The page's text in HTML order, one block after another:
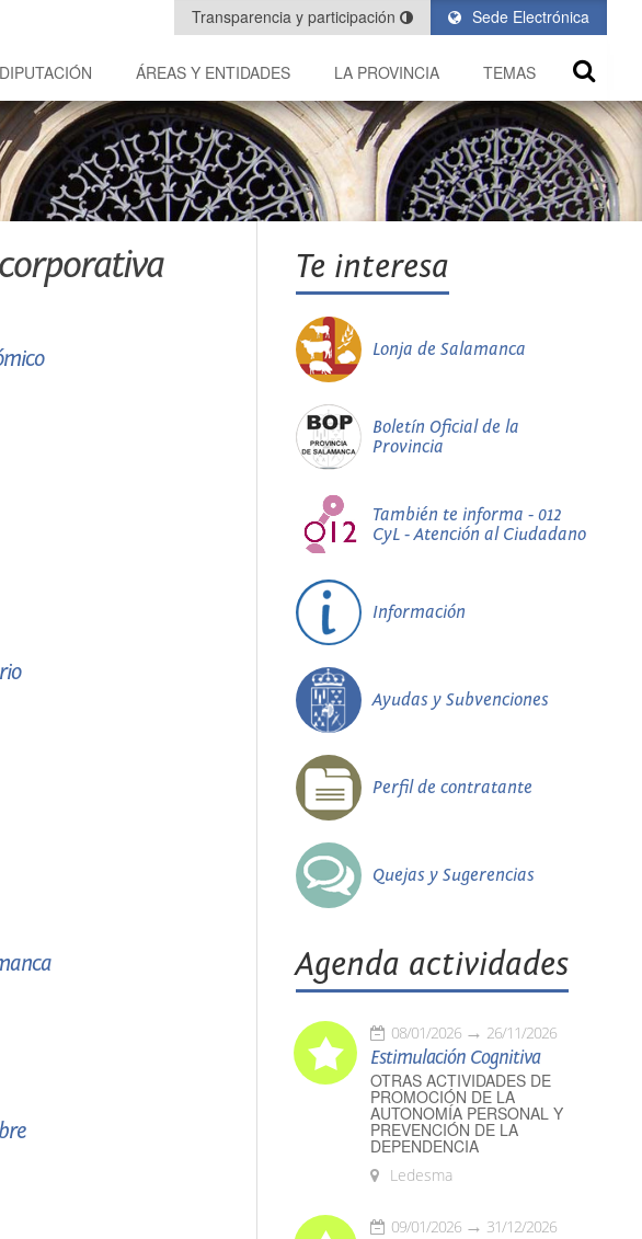
Sede Electrónica
Transparencia y participación
ÁREAS Y ENTIDADES LA PROVINCIA TEMAS
Te interesa
Lonja de Salamanca
Boletín Oficial de la
Provincia
También te informa - 012
CyL - Atención al Ciudadano
Información
Ayudas y Subvenciones
Perfil de contratante
Quejas y Sugerencias
Agenda actividades
08/01/2026 26/11/2026
Estimulación Cognitiva
OTRAS ACTIVIDADES DE
PROMOCIÓN DE LA
AUTONOMÍA PERSONAL Y
PREVENCIÓN DE LA
DEPENDENCIA
Ledesma
09/01/2026 31/12/2026